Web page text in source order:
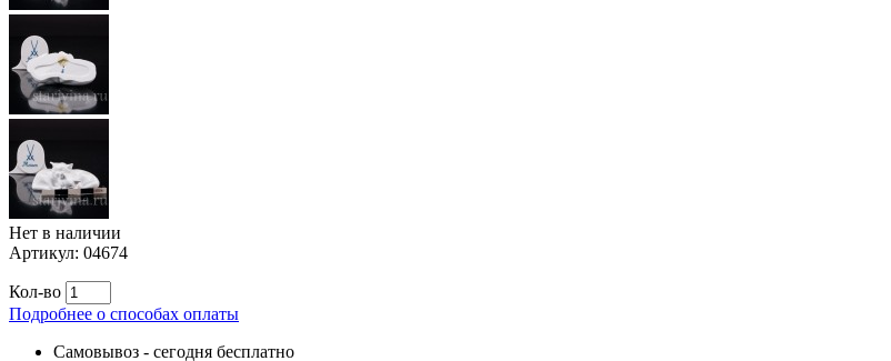
Нет в наличии
Артикул: 04674
Кол-во
Подробнее о способах оплаты
Самовывоз - сегодня бесплатно